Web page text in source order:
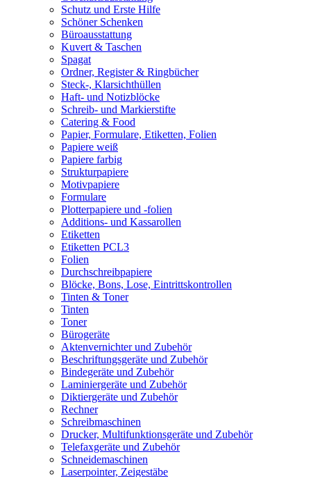
Schutz und Erste Hilfe
Schöner Schenken
Büroausstattung
Kuvert & Taschen
Spagat
Ordner, Register & Ringbücher
Steck-, Klarsichthüllen
Haft- und Notizblöcke
Schreib- und Markierstifte
Catering & Food
Papier, Formulare, Etiketten, Folien
Papiere weiß
Papiere farbig
Strukturpapiere
Motivpapiere
Formulare
Plotterpapiere und -folien
Additions- und Kassarollen
Etiketten
Etiketten PCL3
Folien
Durchschreibpapiere
Blöcke, Bons, Lose, Eintrittskontrollen
Tinten & Toner
Tinten
Toner
Bürogeräte
Aktenvernichter und Zubehör
Beschriftungsgeräte und Zubehör
Bindegeräte und Zubehör
Laminiergeräte und Zubehör
Diktiergeräte und Zubehör
Rechner
Schreibmaschinen
Drucker, Multifunktionsgeräte und Zubehör
Telefaxgeräte und Zubehör
Schneidemaschinen
Laserpointer, Zeigestäbe